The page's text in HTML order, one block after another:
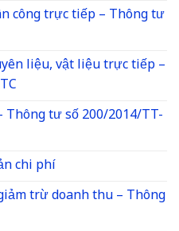
công trực tiếp – Thông tư
liệu, vật liệu trực tiếp –
tư số 200/2014/TT-
chi phí
trừ doanh thu – Thông